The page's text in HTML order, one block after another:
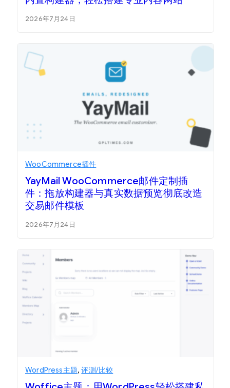
2026年7月24日
WooCommerce插件
YayMail WooCommerce邮件定制插
件：拖放构建器与真实数据预览彻底改造
交易邮件模板
2026年7月24日
WordPress主题,评测/比较